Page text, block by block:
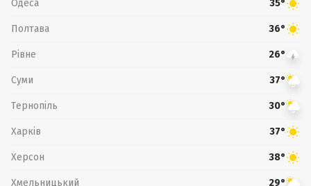
Одеса 35°
Полтава 36°
Рівне 26°
Суми 37°
Тернопіль 30°
Харків 37°
Херсон 38°
Хмельницький 29°